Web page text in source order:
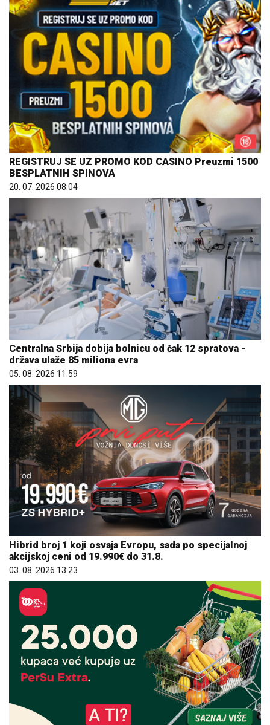
REGISTRUJ SE UZ PROMO KOD CASINO Preuzmi 1500
BESPLATNIH SPINOVA
20. 07. 2026 08:04
Centralna Srbija dobija bolnicu od čak 12 spratova -
država ulaže 85 miliona evra
05. 08. 2026 11:59
Hibrid broj 1 koji osvaja Evropu, sada po specijalnoj
akcijskoj ceni od 19.990€ do 31.8.
03. 08. 2026 13:23